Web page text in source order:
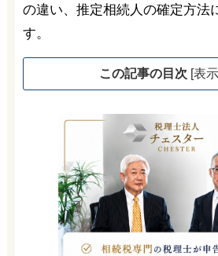
の違い、推定相続人の確定方法
す。
この記事の目次 [表